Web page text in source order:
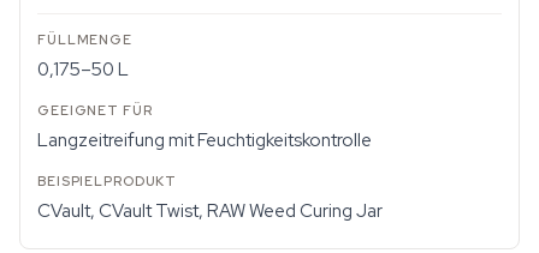
0,175–50 L
Langzeitreifung mit Feuchtigkeitskontrolle
CVault, CVault Twist, RAW Weed Curing Jar